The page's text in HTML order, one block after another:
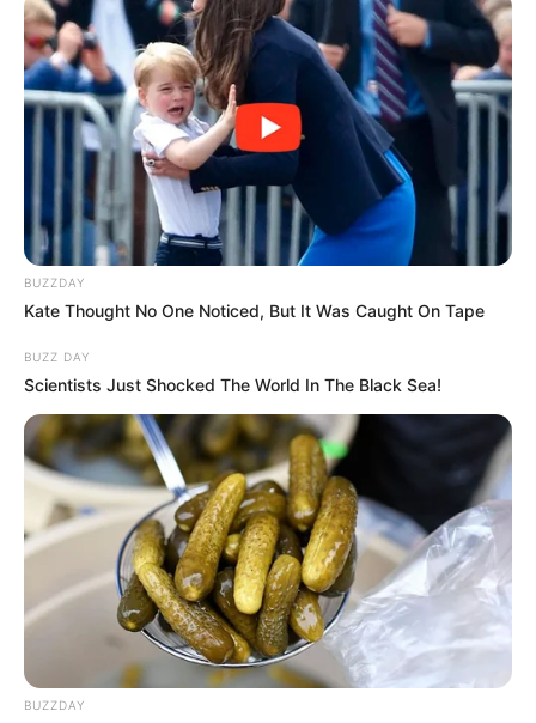
NUMEROS ASTRO QUINTE CHANCE DU JOUR
Spécial Tocard du PRIX DU BOIS DE
VINCENNES
BUZZDAY
Kate Thought No One Noticed, But It Was Caught On Tape
BUZZ DAY
Scientists Just Shocked The World In The Black Sea!
BUZZDAY